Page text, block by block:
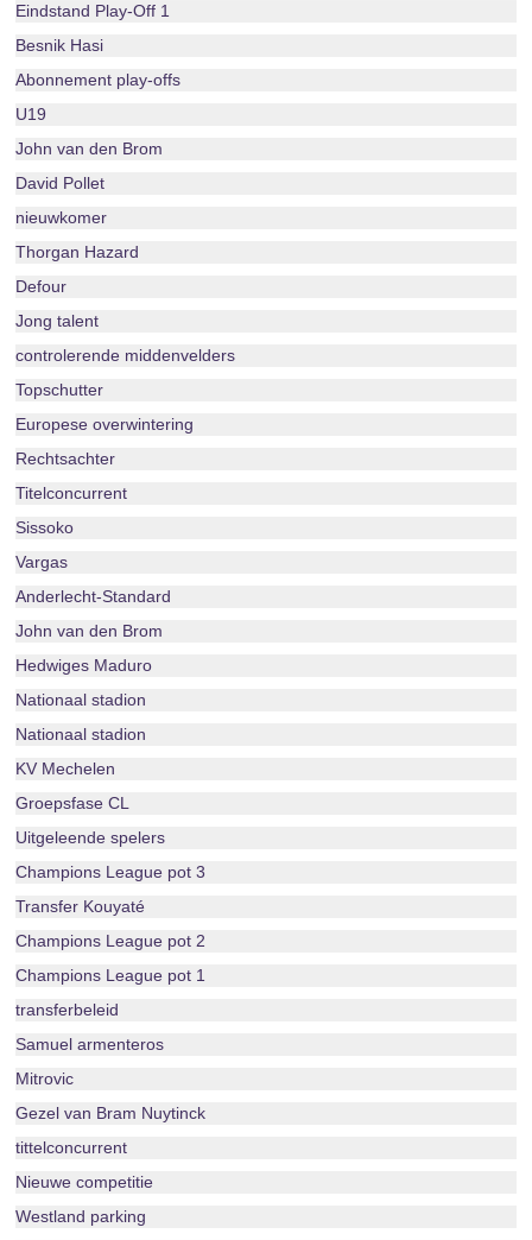
Eindstand Play-Off 1
Besnik Hasi
Abonnement play-offs
U19
John van den Brom
David Pollet
nieuwkomer
Thorgan Hazard
Defour
Jong talent
controlerende middenvelders
Topschutter
Europese overwintering
Rechtsachter
Titelconcurrent
Sissoko
Vargas
Anderlecht-Standard
John van den Brom
Hedwiges Maduro
Nationaal stadion
Nationaal stadion
KV Mechelen
Groepsfase CL
Uitgeleende spelers
Champions League pot 3
Transfer Kouyaté
Champions League pot 2
Champions League pot 1
transferbeleid
Samuel armenteros
Mitrovic
Gezel van Bram Nuytinck
tittelconcurrent
Nieuwe competitie
Westland parking